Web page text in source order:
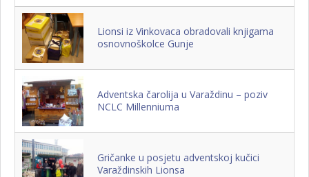
Lionsi iz Vinkovaca obradovali knjigama
osnovnoškolce Gunje
Adventska čarolija u Varaždinu – poziv
NCLC Millenniuma
Gričanke u posjetu adventskoj kučici
Varaždinskih Lionsa